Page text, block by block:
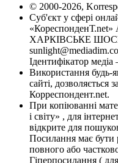
© 2000-2026,
Суб'єкт у сфері
«КореспонденТ.net»
ХАРКІВСЬКЕ ШОСЕ,
Ідентифікатор
Використання будь-
сайті, дозволяється
Корреспондент.net.
При копіюванні
і світу» , для
відкрите для
Посилання має бути
повного або
Гіперпосилання (